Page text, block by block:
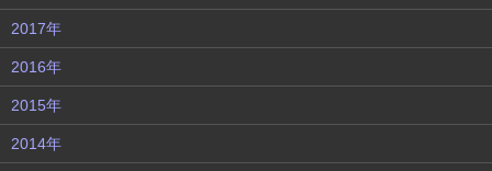
2017年
2016年
2015年
2014年